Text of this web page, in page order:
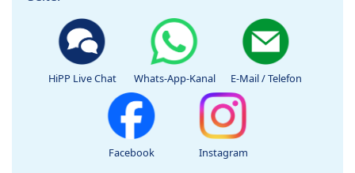
HiPP Live Chat Whats-App-Kanal E-Mail / Telefon
Facebook Instagram